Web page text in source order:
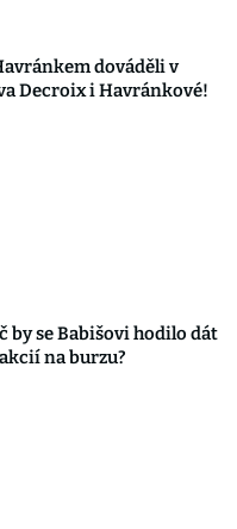
dováděli v
Decroix i Havránkové!
by se Babišovi hodilo dát
na burzu?